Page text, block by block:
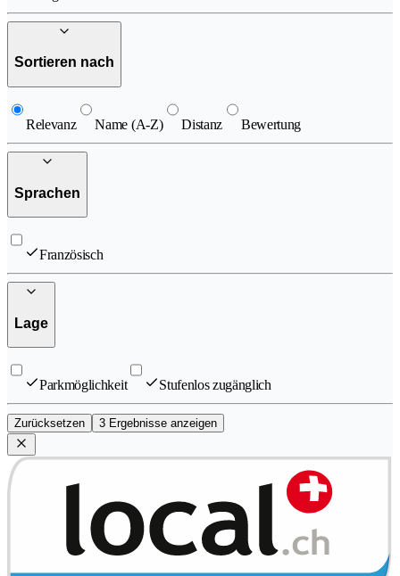
Sortieren nach
Relevanz Name (A-Z) Distanz Bewertung
Sprachen
Französisch
Lage
Parkmöglichkeit Stufenlos zugänglich
Zurücksetzen 3 Ergebnisse anzeigen